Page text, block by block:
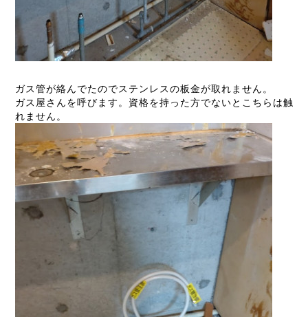
ガス管が絡んでたのでステンレスの板金が取れません。
ガス屋さんを呼びます。資格を持った方でないとこちらは触
れません。